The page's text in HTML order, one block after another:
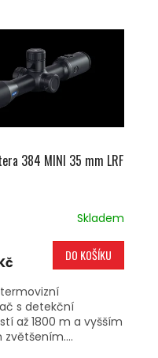
384 MINI 35 mm LRF
Skladem
DO KOŠÍKU
s detekční
až 1800 m a vyšším